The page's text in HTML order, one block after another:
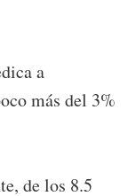
a
más del 3%
de los 8.5